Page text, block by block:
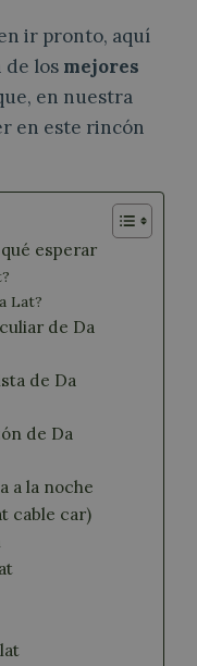
ir pronto, aquí
de los mejores
en nuestra
en este rincón
esperar
Lat?
de Da
de Da
de Da
a la noche
cable car)